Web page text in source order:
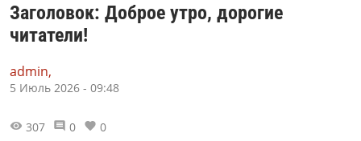
Заголовок: Доброе утро, дорогие
читатели!
admin,
5 Июль 2026 - 09:48
307 0 0